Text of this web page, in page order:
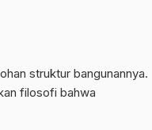
struktur bangunannya.
filosofi bahwa